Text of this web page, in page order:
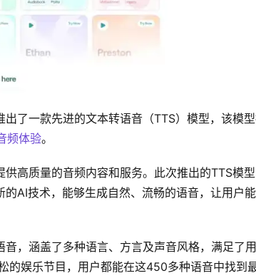
了一款先进的文本转语音（TTS）模型，该模
频体验。
供高质量的音频内容和服务。此次推出的TTS模型
AI技术，能够生成自然、流畅的语音，让用户
，涵盖了多种语言、方言及声音风格，满足了
的娱乐节目，用户都能在这450多种语音中找到